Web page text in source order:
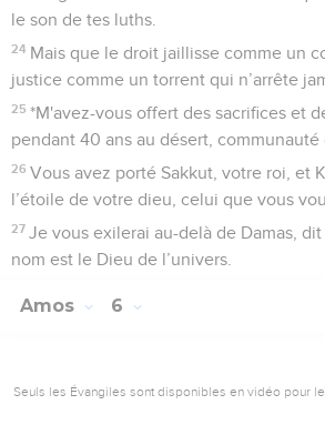
le son de tes luths.
24 Mais que le droit jaillisse comme un
justice comme un torrent qui n’arrête
25 *M'avez-vous offert des sacrifices et
pendant 40 ans au désert, communauté
26 Vous avez porté Sakkut, votre roi, et
l’étoile de votre dieu, celui que vous
27 Je vous exilerai au-delà de Damas,
nom est le Dieu de l’univers.
Amos 6
Seuls les Évangiles sont disponibles en vidéo pour le